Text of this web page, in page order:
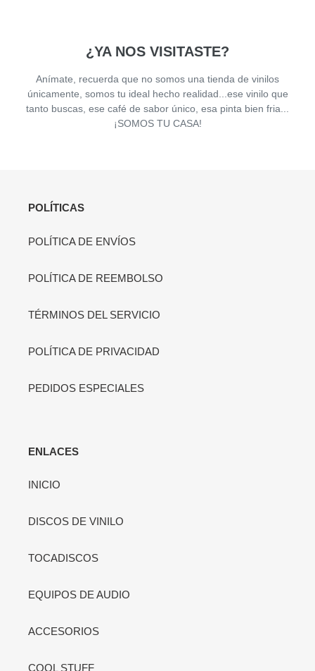
¿YA NOS VISITASTE?
Anímate, recuerda que no somos una tienda de vinilos
únicamente, somos tu ideal hecho realidad...ese vinilo que
tanto buscas, ese café de sabor único, esa pinta bien fria...
¡SOMOS TU CASA!
POLÍTICAS
POLÍTICA DE ENVÍOS
POLÍTICA DE REEMBOLSO
TÉRMINOS DEL SERVICIO
POLÍTICA DE PRIVACIDAD
PEDIDOS ESPECIALES
ENLACES
INICIO
DISCOS DE VINILO
TOCADISCOS
EQUIPOS DE AUDIO
ACCESORIOS
COOL STUFF